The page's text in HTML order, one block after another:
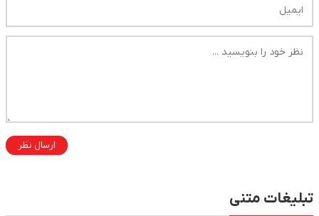
ارسال نظر
تبلیغات متنی